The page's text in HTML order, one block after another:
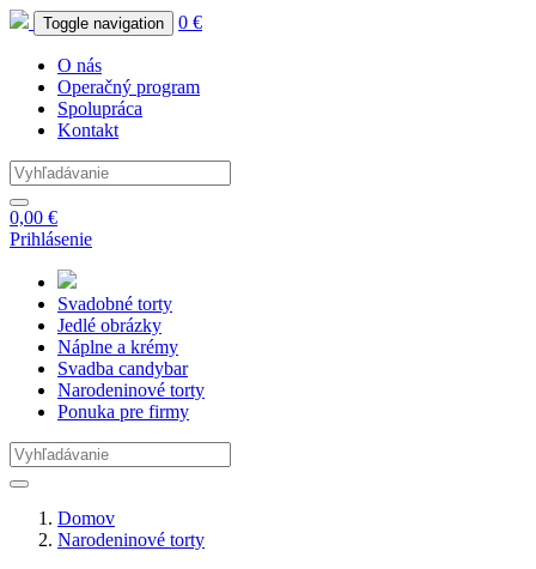
Toggle navigation 0 €
O nás
Operačný program
Spolupráca
Kontakt
0,00 €
Prihlásenie
Svadobné torty
Jedlé obrázky
Náplne a krémy
Svadba candybar
Narodeninové torty
Ponuka pre firmy
Domov
Narodeninové torty